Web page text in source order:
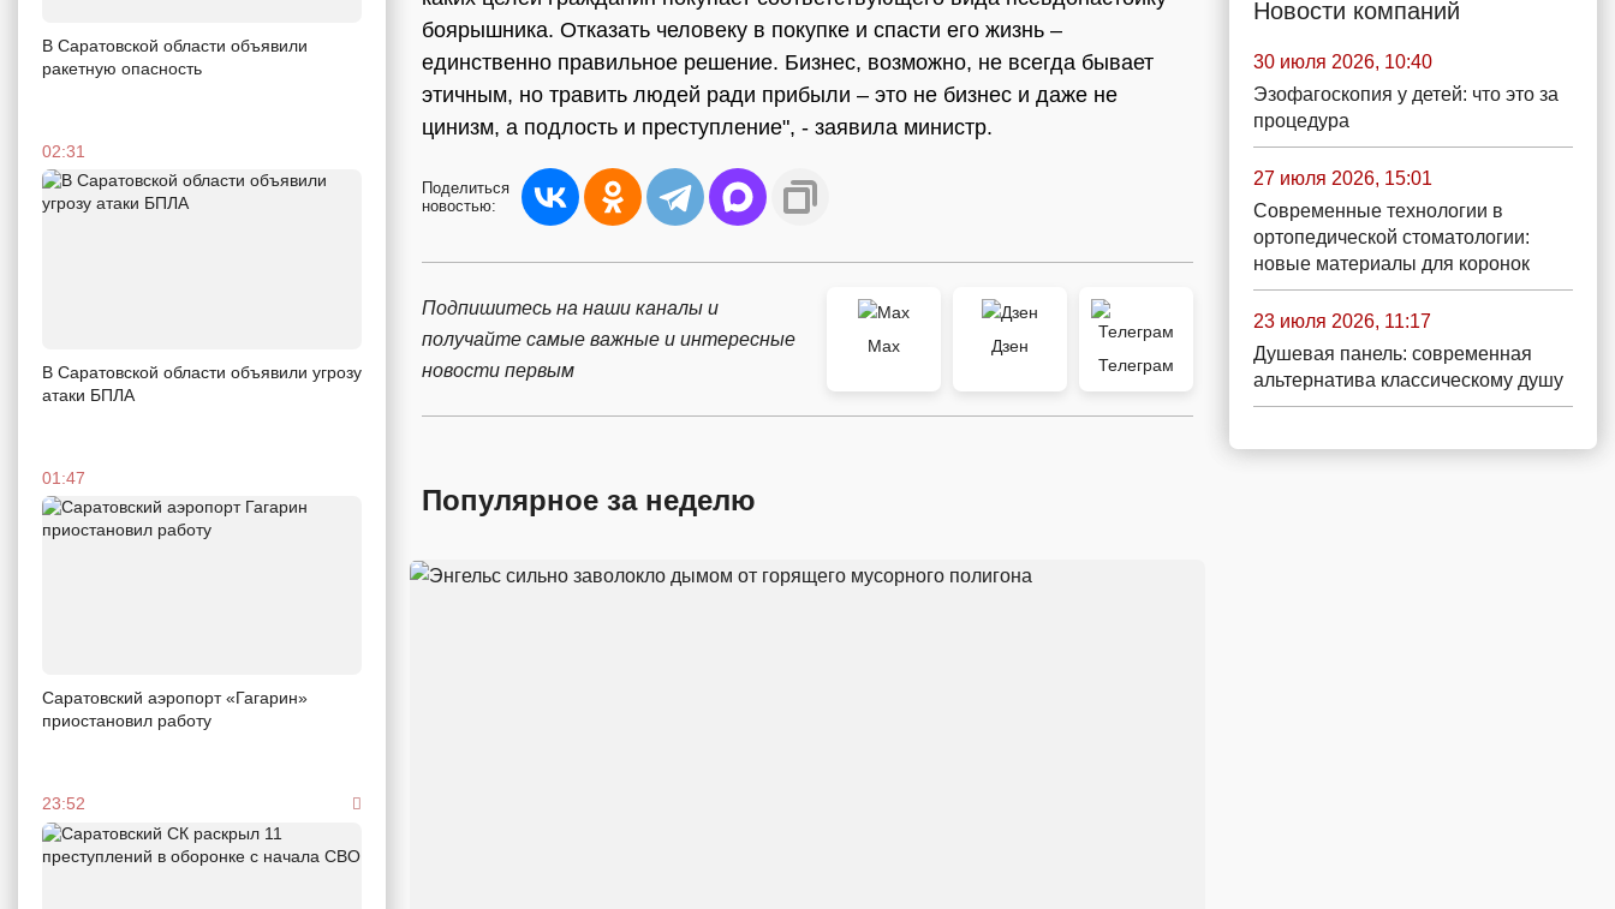
В Саратовской области объявили
ракетную опасность
02:31
В Саратовской области объявили угрозу
атаки БПЛА
01:47
Саратовский аэропорт «Гагарин»
приостановил работу
23:52
боярышника. Отказать человеку в покупке и спасти его жизнь –
единственно правильное решение. Бизнес, возможно, не всегда бывает
этичным, но травить людей ради прибыли – это не бизнес и даже не
цинизм, а подлость и преступление", - заявила министр.
Поделиться
новостью:
Подпишитесь на наши каналы и
получайте самые важные и интересные
новости первым
Max
Дзен
Телеграм
Популярное за неделю
Новости компаний
30 июля 2026, 10:40
Эзофагоскопия у детей: что это за
процедура
27 июля 2026, 15:01
Современные технологии в
ортопедической стоматологии:
новые материалы для коронок
23 июля 2026, 11:17
Душевая панель: современная
альтернатива классическому душу